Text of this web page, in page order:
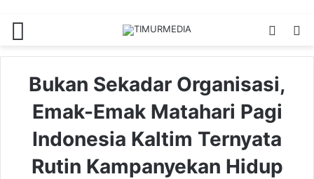
Switch
Bukan Sekadar Organisasi,
Emak-Emak Matahari Pagi
Indonesia Kaltim Ternyata
Rutin Kampanyekan Hidup